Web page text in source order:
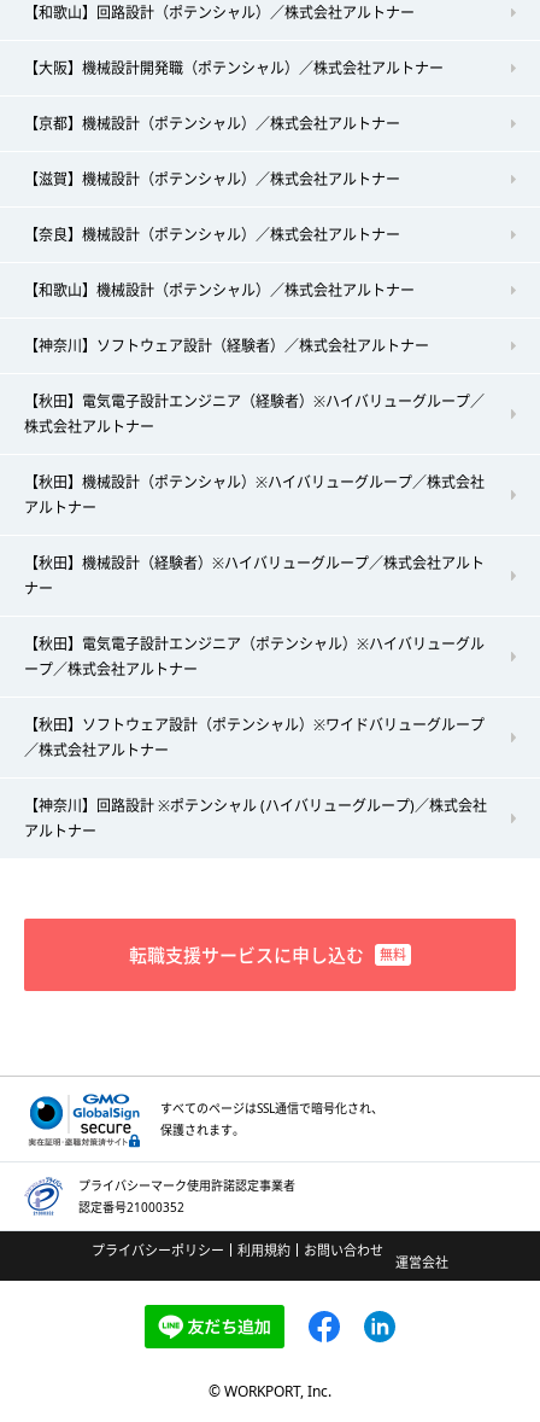
【和歌山】回路設計（ポテンシャル）／株式会社アルトナー
【大阪】機械設計開発職（ポテンシャル）／株式会社アルトナー
【京都】機械設計（ポテンシャル）／株式会社アルトナー
【滋賀】機械設計（ポテンシャル）／株式会社アルトナー
【奈良】機械設計（ポテンシャル）／株式会社アルトナー
【和歌山】機械設計（ポテンシャル）／株式会社アルトナー
【神奈川】ソフトウェア設計（経験者）／株式会社アルトナー
【秋田】電気電子設計エンジニア（経験者）※ハイバリューグループ／
株式会社アルトナー
【秋田】機械設計（ポテンシャル）※ハイバリューグループ／株式会社
アルトナー
【秋田】機械設計（経験者）※ハイバリューグループ／株式会社アルト
ナー
【秋田】電気電子設計エンジニア（ポテンシャル）※ハイバリューグル
ープ／株式会社アルトナー
【秋田】ソフトウェア設計（ポテンシャル）※ワイドバリューグループ
／株式会社アルトナー
【神奈川】回路設計 ※ポテンシャル (ハイバリューグループ)／株式会社
アルトナー
転職支援サービスに申し込む
すべてのページはSSL通信で暗号化され、
保護されます。
プライバシーマーク使用許諾認定事業者
認定番号21000352
プライバシーポリシー 利用規約 お問い合わせ
運営会社
© WORKPORT, Inc.